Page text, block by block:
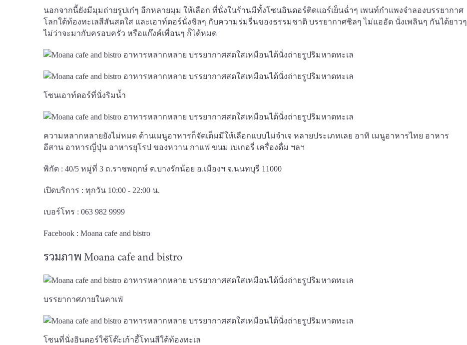
นอกจากนี้ยังมีมุมถ่ายรูปเก๋ๆ อีกหลายมุม ให้เลือก ที่นั่งในร้านมีทั้งโซนอินดอร์ติดแอร์เย็นฉ่ำๆ เพนท์กำแพงจำลองบรรยากาศ
โลกใต้ท้องทะเลสีสันสดใส และเอาท์ดอร์นั่งชิลๆ กับความร่มรื่นของธรรมชาติ บรรยากาศชิลๆ ไม่แออัด นั่งเพลินๆ กันได้ยาวๆ
ไม่ว่าจะมากับครอบครัว หรือแก๊งค์เพื่อนๆ ก็ได้หมด
โซนเอาท์ดอร์ที่นั่งริมน้ำ
ความหลากหลายยังไม่หมด ด้านเมนูอาหารก็จัดเต็มมีให้เลือกแบบไม่จำเจ หลายประเภทเลย อาทิ เมนูอาหารไทย อาหาร
อีสาน อาหารญี่ปุ่น อาหารยุโรป ของหวาน กาแฟ ขนม เบเกอรี่ เครื่องดื่ม ฯลฯ
พิกัด : 40/5 หมู่ที่ 3 ถ.ราชพฤกษ์ ต.บางรักน้อย อ.เมืองฯ จ.นนทบุรี 11000
เปิดบริการ : ทุกวัน 10:00 - 22:00 น.
เบอร์โทร : 063 982 9999
Facebook : Moana cafe and bistro
รวมภาพ Moana cafe and bistro
บรรยากาศภายในคาเฟ่
โซนที่นั่งอินดอร์ใช้โต๊ะเก้าอี้โทนสีใต้ท้องทะเล